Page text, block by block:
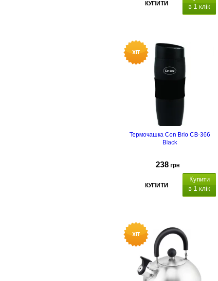
КУПИТИ
в 1 клік
антипригарне
сковорідки -алюміній,
матеріал
ручки бакеліт, с
з газовими, індукційними, та
електричними плитами.
Термочашка Con Brio CB-366
Black
238 грн
КУПИТИ
Купити
в 1 клік